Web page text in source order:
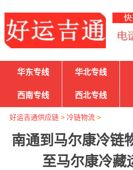
华东专线 华北专线
西南专线 西北专线
好运吉通供应链> 冷链物流>
南通到马尔康冷链
至马尔康冷藏